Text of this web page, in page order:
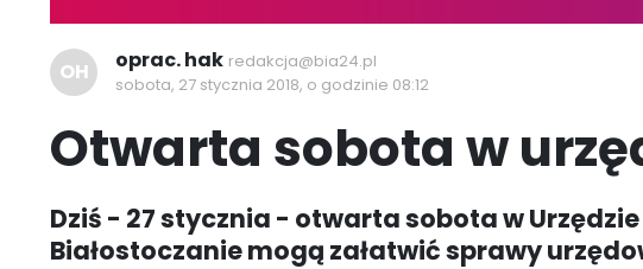
OH oprac. hak redakcja@bia24.pl
sobota, 27 stycznia 2018, o godzinie 08:12
Otwarta sobota w
Dziś - 27 stycznia - otwarta sobota w
Białostoczanie mogą załatwić sprawy